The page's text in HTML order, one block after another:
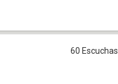
60 Escuchas